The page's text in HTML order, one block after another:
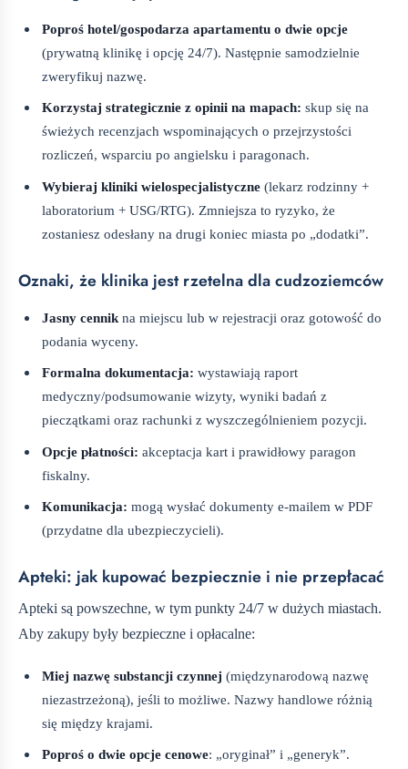
Poproś hotel/gospodarza apartamentu o dwie opcje
(prywatną klinikę i opcję 24/7). Następnie samodzielnie
zweryfikuj nazwę.
Korzystaj strategicznie z opinii na mapach: skup się na
świeżych recenzjach wspominających o przejrzystości
rozliczeń, wsparciu po angielsku i paragonach.
Wybieraj kliniki wielospecjalistyczne (lekarz rodzinny +
laboratorium + USG/RTG). Zmniejsza to ryzyko, że
zostaniesz odesłany na drugi koniec miasta po „dodatki”.
Oznaki, że klinika jest rzetelna dla cudzoziemców
Jasny cennik na miejscu lub w rejestracji oraz gotowość do
podania wyceny.
Formalna dokumentacja: wystawiają raport
medyczny/podsumowanie wizyty, wyniki badań z
pieczątkami oraz rachunki z wyszczególnieniem pozycji.
Opcje płatności: akceptacja kart i prawidłowy paragon
fiskalny.
Komunikacja: mogą wysłać dokumenty e-mailem w PDF
(przydatne dla ubezpieczycieli).
Apteki: jak kupować bezpiecznie i nie przepłacać
Apteki są powszechne, w tym punkty 24/7 w dużych miastach.
Aby zakupy były bezpieczne i opłacalne:
Miej nazwę substancji czynnej (międzynarodową nazwę
niezastrzeżoną), jeśli to możliwe. Nazwy handlowe różnią
się między krajami.
Poproś o dwie opcje cenowe: „oryginał” i „generyk”.